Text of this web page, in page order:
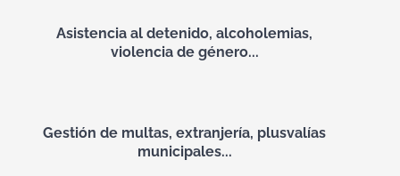
Asistencia al detenido, alcoholemias,
violencia de género...
Gestión de multas, extranjería, plusvalías
municipales...